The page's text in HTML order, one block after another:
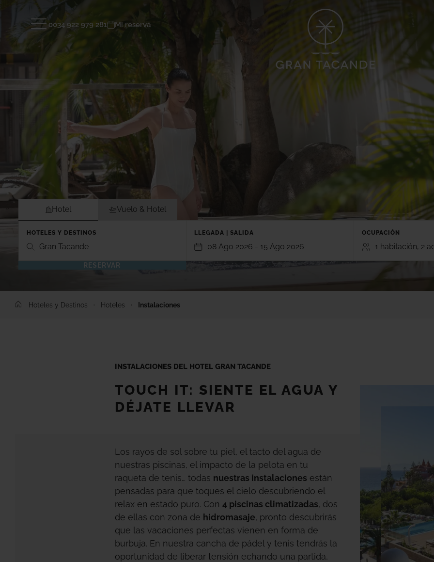
0034 922 979 281 Mi reserva
ENTRAR
GRAN TACANDE 5*
Wellness & Relax, Costa Adeje, Tenerife
Family & Fun, Costa Adeje, Tenerife
TIGOTAN (+18) 4*
Lovers & Friends, Playa de las
Américas, Tenerife
LANZAROTE
GRAN TAGORO 5*
Family & Fun, Playa Blanca, Lanzarote
DREAM BOCAYNA VILLAGE 4*
Playa Blanca, Lanzarote
GRAN CANARIA
HOTEL CRISTINA BY
Las Palmas, Gran Canaria
VER TODOS LOS HOTELES Y DESTINOS
Habitaciones
Gastronomía
Spa & Wellness
Ubicación
Hotel Vuelo & Hotel
HOTELES Y DESTINOS
Gran Tacande
TENERIFE
GRAN TACANDE 5*
Lovers & Friends, Playa de las
LANZAROTE
GRAN TAGORO 5*
GRAN CANARIA
TODOS LOS HOTELES Y DESTINOS
LLEGADA | SALIDA
08 Ago 2026 - 15 Ago 2026
OCUPACIÓN
1 habitación, 2
RESERVAR
Hoteles y Destinos Hoteles Instalaciones
INSTALACIONES DEL HOTEL GRAN TACANDE
TOUCH IT: SIENTE EL AGUA Y
DÉJATE LLEVAR
Los rayos de sol sobre tu piel, el tacto del agua de
nuestras piscinas, el impacto de la pelota en tu
raqueta de tenis… todas nuestras instalaciones están
pensadas para que toques el cielo descubriendo el
relax en estado puro. Con 4 piscinas climatizadas, dos
de ellas con zona de hidromasaje, pronto descubrirás
que las vacaciones perfectas vienen en forma de
burbuja. En nuestra cancha de pádel y tenis tendrás la
oportunidad de liberar tensión echando una partida,